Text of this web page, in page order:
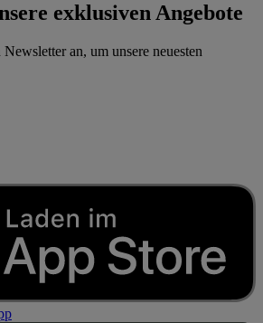
exklusiven Angebote
an, um unsere neuesten